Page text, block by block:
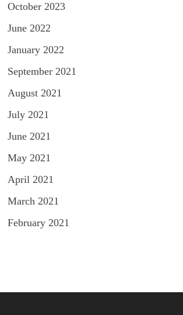
October 2023
June 2022
January 2022
September 2021
August 2021
July 2021
June 2021
May 2021
April 2021
March 2021
February 2021